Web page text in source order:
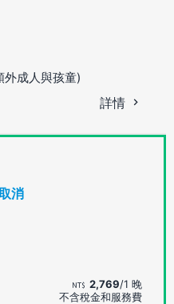
外成人與孩童)
詳情
消
2,769/1 晚
不含稅金和服務費